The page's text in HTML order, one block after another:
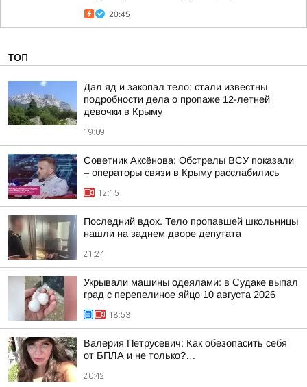
20:45
ТОП
Дал яд и закопал тело: стали известны
подробности дела о пропаже 12-летней
девочки в Крыму
19:09
Советник Аксёнова: Обстрелы ВСУ показали
– операторы связи в Крыму расслабились
12:15
Последний вдох. Тело пропавшей школьницы
нашли на заднем дворе депутата
21:24
Укрывали машины одеялами: в Судаке выпал
град с перепелиное яйцо 10 августа 2026
18:53
Валерия Петрусевич: Как обезопасить себя
от БПЛА и не только?…
20:42